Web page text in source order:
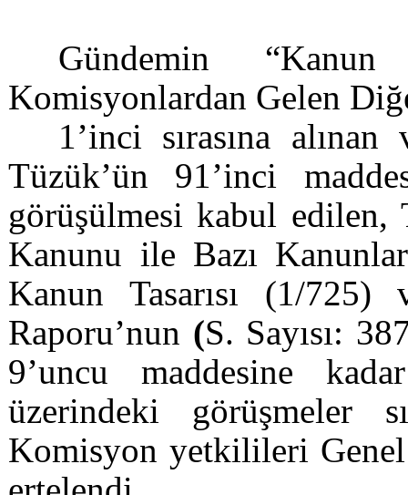
Gündemin
Komisyonlardan Gelen
1’inci sırasına
Tüzük’ün 91’inci
görüşülmesi kabul
Kanunu ile Bazı
Kanun Tasarısı (1/
Raporu’nun (S. Sayısı:
9’uncu maddesine
üzerindeki görüşmeler
Komisyon yetkilileri Genel